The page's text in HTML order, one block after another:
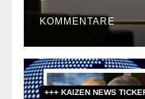
KOMMENTARE
+++ KAIZEN NEWS